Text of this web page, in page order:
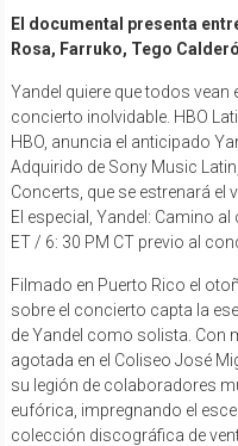
El documental presenta
Rosa, Farruko, Tego
Yandel quiere que todos vean
concierto inolvidable. HBO
HBO, anuncia el anticipado
Adquirido de Sony Music
Concerts, que se estrenará el
El especial, Yandel: Camino
ET / 6: 30 PM CT previo al
Filmado en Puerto Rico el
sobre el concierto capta la
de Yandel como solista. Con
agotada en el Coliseo José
su legión de colaboradores
eufórica, impregnando el
colección discográfica de